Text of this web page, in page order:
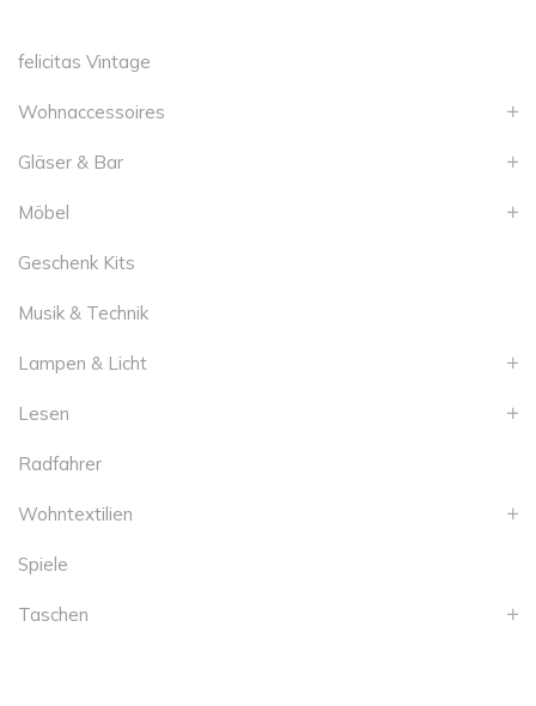
felicitas Vintage
Wohnaccessoires
Gläser & Bar
Möbel
Geschenk Kits
Musik & Technik
Lampen & Licht
Lesen
Radfahrer
Wohntextilien
Spiele
Taschen